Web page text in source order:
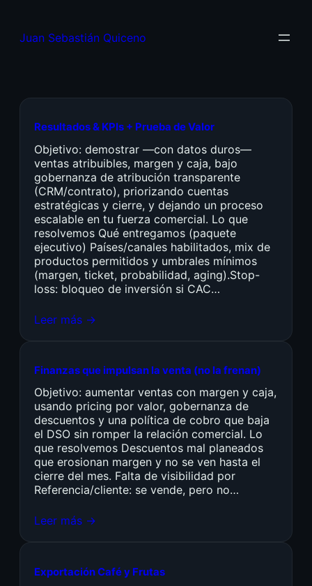
Juan Sebastián Quiceno
Resultados & KPIs + Prueba de Valor
Objetivo: demostrar —con datos duros—
ventas atribuibles, margen y caja, bajo
gobernanza de atribución transparente
(CRM/contrato), priorizando cuentas
estratégicas y cierre, y dejando un proceso
escalable en tu fuerza comercial. Lo que
resolvemos Qué entregamos (paquete
ejecutivo) Países/canales habilitados, mix de
productos permitidos y umbrales mínimos
(margen, ticket, probabilidad, aging).Stop-
loss: bloqueo de inversión si CAC…
Leer más →
Finanzas que impulsan la venta (no la frenan)
Objetivo: aumentar ventas con margen y caja,
usando pricing por valor, gobernanza de
descuentos y una política de cobro que baja
el DSO sin romper la relación comercial. Lo
que resolvemos Descuentos mal planeados
que erosionan margen y no se ven hasta el
cierre del mes. Falta de visibilidad por
Referencia/cliente: se vende, pero no…
Leer más →
Exportación Café y Frutas